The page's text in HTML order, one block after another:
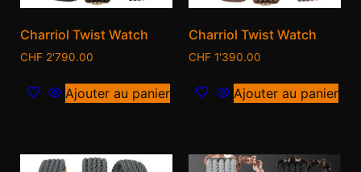
Charriol Twist Watch
CHF 2'790.00
Ajouter au panier
Charriol Twist Watch
CHF 1'390.00
Ajouter au panier